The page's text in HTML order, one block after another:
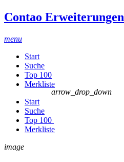
Contao Erweiterungen
menu
Start
Suche
Top 100
Merkliste
Start
Suche
Top 100
arrow_drop_down
Merkliste
image